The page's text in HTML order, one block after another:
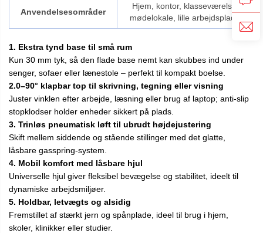
Anvendelsesområder
Hjem, kontor, klasseværelse,
mødelokale, lille arbejdsplads.
1. Ekstra tynd base til små rum
Kun 30 mm tyk, så den flade base nemt kan skubbes ind under
senger, sofaer eller lænestole – perfekt til kompakt boelse.
2.0–90° klapbar top til skrivning, tegning eller visning
Juster vinklen efter arbejde, læsning eller brug af laptop; anti-slip
stopklodser holder enheder sikkert på plads.
3. Trinløs pneumatisk løft til ubrudt højdejustering
Skift mellem siddende og stående stillinger med det glatte,
låsbare gasspring-system.
4. Mobil komfort med låsbare hjul
Universelle hjul giver fleksibel bevægelse og stabilitet, ideelt til
dynamiske arbejdsmiljøer.
5. Holdbar, letvægts og alsidig
Fremstillet af stærkt jern og spånplade, ideel til brug i hjem,
skoler, klinikker eller studier.